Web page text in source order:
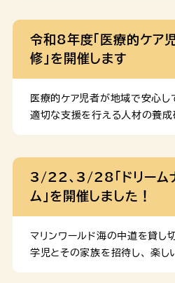
令和8年度「医療的ケア
修」を開催します
医療的ケア児者が地域で安心し
適切な支援を行える人材の養成
3/22、3/28「ドリームナ
ム」を開催しました！
マリンワールド海の中道を貸し
学児とその家族を招待し、 楽し